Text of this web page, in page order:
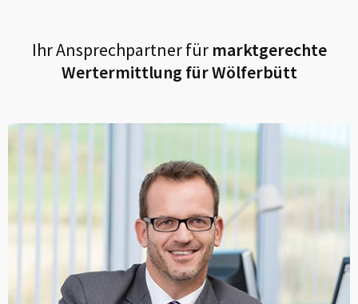
Ihr Ansprechpartner fürmarktgerechte
Wertermittlung fürWölferbütt